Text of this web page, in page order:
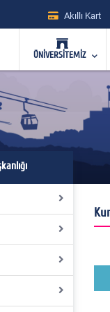
Akıllı Kart
ÜNİVERSİTEMİZ